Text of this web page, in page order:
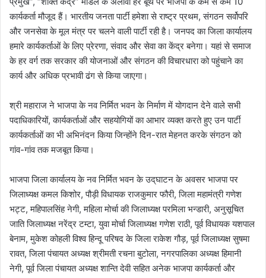
कार्यकर्ता मौजूद हैं। भारतीय जनता पार्टी हमेशा से राष्ट्र प्रथम, संगठन सर्वोपरि
और जनसेवा के मूल मंत्र पर चलने वाली पार्टी रही है। जनपद का जिला कार्यालय
हमारे कार्यकर्ताओं के लिए प्रेरणा, संवाद और सेवा का केंद्र बनेगा। यहां से समाज
के हर वर्ग तक सरकार की योजनाओं और संगठन की विचारधारा को पहुंचाने का
कार्य और अधिक प्रभावी ढंग से किया जाएगा।
श्री महाराज ने भाजपा के नव निर्मित भवन के निर्माण में योगदान देने वाले सभी
पदाधिकारियों, कार्यकर्ताओं और सहयोगियों का आभार व्यक्त करते हुए उन पार्टी
कार्यकर्ताओं का भी अभिनंदन किया जिन्होंने दिन-रात मेहनत करके संगठन को
गांव-गांव तक मजबूत किया।
भाजपा जिला कार्यालय के नव निर्मित भवन के उद्‌घाटन के अवसर भाजपा पर
जिलाध्यक्ष कमल किशोर, पौड़ी विधायक राजकुमार फौरी, जिला महामंत्री गणेश
भट्ट, महिपालसिंह नेगी, महिला मोर्चा की जिलाध्यक्ष परमिला भन्डारी, अनुसूचित
जाति जिलाध्यक्ष नरेंद्र टम्टा, युवा मोर्चा जिलाध्यक्ष गणेश राठी, पूर्व विधायक यशपाल
बेनाम, मुकेश कोहली विश्व हिन्दू परिषद के जिला राकेश गौड़, पूर्व जिलाध्यक्ष सुषमा
रावत, जिला पंचायत अध्यक्ष श्रीमती रचना बुटोला, नगरपालिका अध्यक्ष हिमानी
नेगी, पूर्व जिला पंचायत अध्यक्ष शान्ति देवी सहित अनेक भाजपा कार्यकर्ता और